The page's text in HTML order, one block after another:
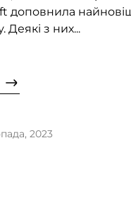
доповнила
Деякі з них...
2023